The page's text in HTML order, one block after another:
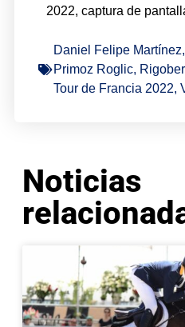
2022, captura de
Daniel Felipe Martínez,
Primoz Roglic,
Tour de Francia 2022,
Noticias